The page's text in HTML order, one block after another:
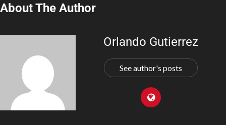
About The Author
Orlando Gutierrez
See author's posts